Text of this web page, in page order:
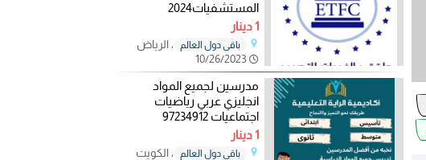
المستشفيات2024
1 دينار
باقي دول العالم
، الرياض
10/26/2023
مدرسين لجميع المواد
انجليزي عربي رياضيات
اجتماعيات 97234912
1 دينار
باقي دول العالم
، الكويت